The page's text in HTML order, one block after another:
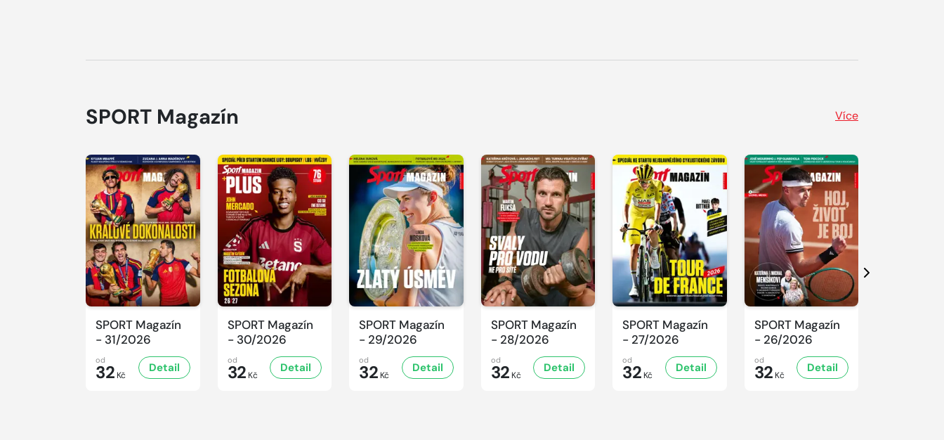
SPORT Magazín Více
SPORT Magazín
- 31/2026
od
32 Kč
Detail
SPORT Magazín
- 30/2026
od
32 Kč
Detail
SPORT Magazín
- 29/2026
od
32 Kč
Detail
SPORT Magazín
- 28/2026
od
32 Kč
Detail
SPORT Magazín
- 27/2026
od
32 Kč
Detail
SPORT Magazín
- 26/2026
od
32 Kč
Detail
Další